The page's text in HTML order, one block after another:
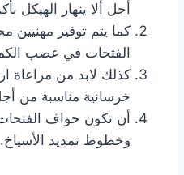
أجل ألا ينهار الهيكل
كما يتم توفير
الفتحات في عصب
كذلك لابد من مراعاة
خرسانية مناسبة من
أن تكون حواف
وخطوط تمديد الأسياخ.